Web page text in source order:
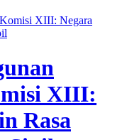
XIII: Negara
XIII:
Rasa